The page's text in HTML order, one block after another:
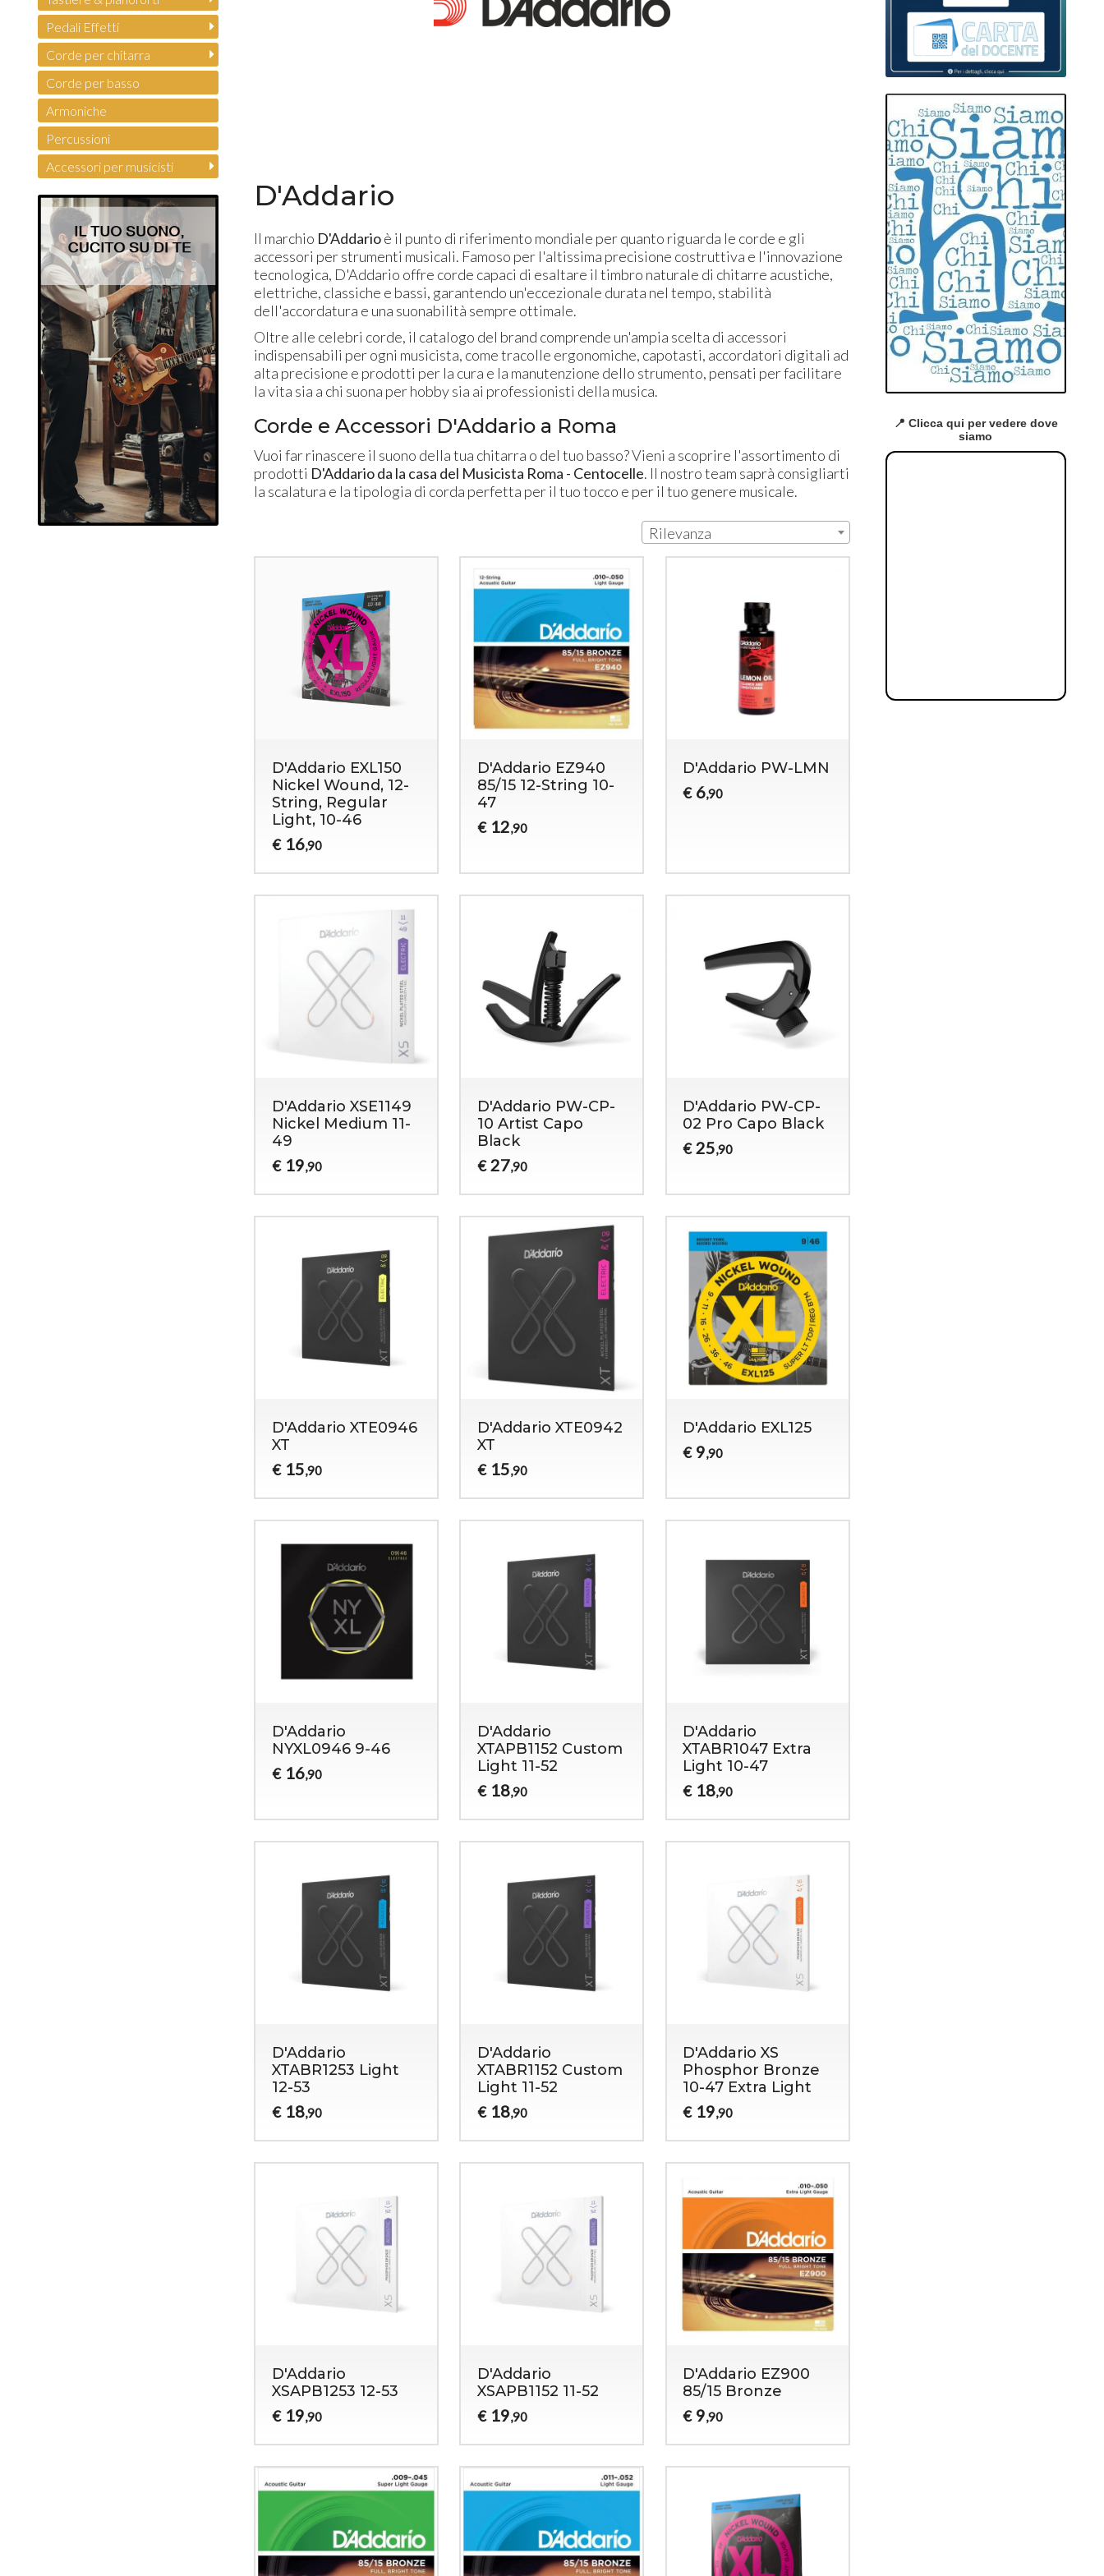
D'Addario
Il marchio D'Addarioè il punto di riferimento mondiale per quanto riguarda le corde e gli
accessori per strumenti musicali. Famoso per l'altissima precisione costruttiva e l'innovazione
tecnologica, D'Addario offre corde capaci di esaltare il timbro naturale di chitarre acustiche,
elettriche, classiche e bassi, garantendo un'eccezionale durata nel tempo, stabilità
dell'accordatura e una suonabilità sempre ottimale.
Oltre alle celebri corde, il catalogo del brand comprende un'ampia scelta di accessori
indispensabili per ogni musicista, come tracolle ergonomiche, capotasti, accordatori digitali ad
alta precisione e prodotti per la cura e la manutenzione dello strumento, pensati per facilitare
la vita sia a chi suona per hobby sia ai professionisti della musica.
Corde e Accessori D'Addario a Roma
Vuoi far rinascere il suono della tua chitarra o del tuo basso? Vieni a scoprire l'assortimento di
prodotti D'Addario da la casa del Musicista Roma - Centocelle. Il nostro team saprà consigliarti
la scalatura e la tipologia di corda perfetta per il tuo tocco e per il tuo genere musicale.
Rilevanza
D'Addario EXL150
Nickel Wound, 12-
String, Regular
Light, 10-46
€ 16,90
D'Addario EZ940
85/15 12-String 10-
47
€ 12,90
D'Addario PW-LMN
€ 6,90
D'Addario XSE1149
Nickel Medium 11-
49
€ 19,90
D'Addario PW-CP-
10 Artist Capo
Black
€ 27,90
D'Addario PW-CP-
02 Pro Capo Black
€ 25,90
D'Addario XTE0946
XT
€ 15,90
D'Addario XTE0942
XT
€ 15,90
D'Addario EXL125
€ 9,90
D'Addario
NYXL0946 9-46
€ 16,90
D'Addario
XTAPB1152 Custom
Light 11-52
€ 18,90
D'Addario
XTABR1047 Extra
Light 10-47
€ 18,90
D'Addario
XTABR1253 Light
12-53
€ 18,90
D'Addario
XTABR1152 Custom
Light 11-52
€ 18,90
D'Addario XS
Phosphor Bronze
10-47 Extra Light
€ 19,90
D'Addario
XSAPB1253 12-53
€ 19,90
D'Addario
XSAPB1152 11-52
€ 19,90
D'Addario EZ900
85/15 Bronze
€ 9,90
Pedali Effetti
Corde per chitarra
Corde per basso
Armoniche
Percussioni
Accessori per musicisti
📍 Clicca qui per vedere dove
siamo